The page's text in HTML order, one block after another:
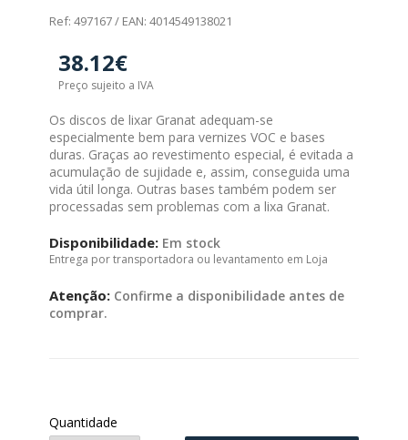
Ref: 497167 / EAN: 4014549138021
38.12€
Preço sujeito a IVA
Os discos de lixar Granat adequam-se
especialmente bem para vernizes VOC e bases
duras. Graças ao revestimento especial, é evitada a
acumulação de sujidade e, assim, conseguida uma
vida útil longa. Outras bases também podem ser
processadas sem problemas com a lixa Granat.
Disponibilidade: Em stock
Entrega por transportadora ou levantamento em Loja
Atenção: Confirme a disponibilidade antes de
comprar.
Quantidade